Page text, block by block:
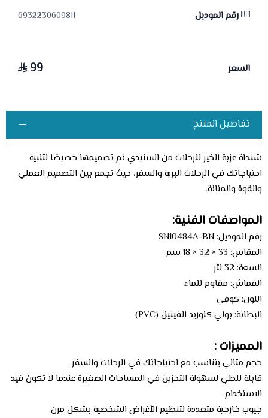
رقم الموديل 6932230609811
السعر 99
تفاصيل المنتج
شنطة عزبة الخير للرحلات من السنيدي تم تصميمها خصيصًا لتلبية
احتياجاتك في الرحلات البرية والسفر، حيث تجمع بين التصميم العملي
والقوة والمتانة.
المواصفات الفنية:
رقم الموديل: SN10484A-BN
المقاس: 33 × 32 × 18 سم
السعة: 32 لتر
القماش: مقاوم للماء
اللون: كوفي
البطانة: بولي كلوريد الفينيل (PVC)
المميزات :
حجم مثالي يتناسب مع احتياجاتك في الرحلات والسفر.
قابلة للطي لسهولة التخزين في المساحات الصغيرة عندما لا تكون قيد
الاستخدام.
جيوب خارجية متعددة لتنظيم الأغراض الشخصية بشكل مرن.